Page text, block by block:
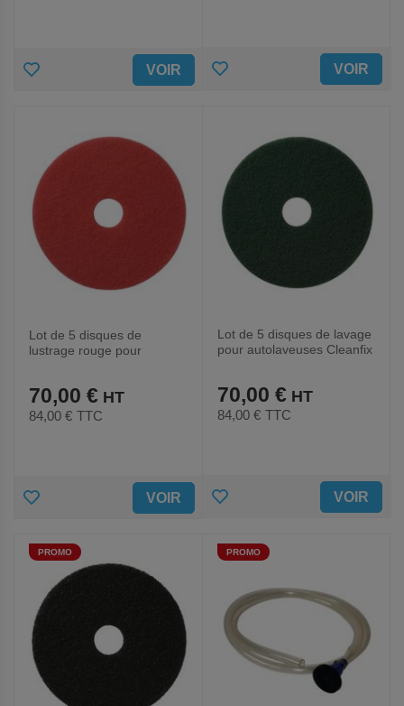
AJOUTER VOIR AJOUTER VOIR
Lot de 5 disques de
lustrage rouge pour
70,00 €
84,00 € TTC
AJOUTER
FAVORIS
VOIR
Lot de 5 disques de lavage
pour autolaveuses Cleanfix
70,00 €
84,00 € TTC
AJOUTER
FAVORIS
VOIR
PROMO PROMO